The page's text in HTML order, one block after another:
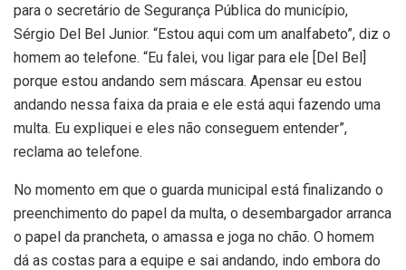
para o secretário de Segurança Pública do município,
Sérgio Del Bel Junior. “Estou aqui com um analfabeto”, diz o
homem ao telefone. “Eu falei, vou ligar para ele [Del Bel]
porque estou andando sem máscara. Apensar eu estou
andando nessa faixa da praia e ele está aqui fazendo uma
multa. Eu expliquei e eles não conseguem entender”,
reclama ao telefone.
No momento em que o guarda municipal está finalizando o
preenchimento do papel da multa, o desembargador arranca
o papel da prancheta, o amassa e joga no chão. O homem
dá as costas para a equipe e sai andando, indo embora do